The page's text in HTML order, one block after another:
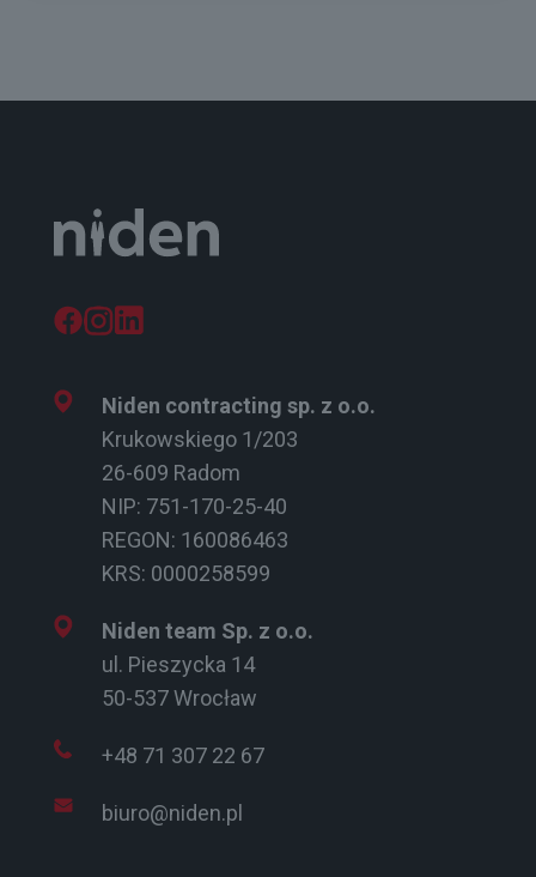
Niden contracting sp. z o.o.
Krukowskiego 1/203
26-609 Radom
NIP: 751-170-25-40
REGON: 160086463
KRS: 0000258599
Niden team Sp. z o.o.
ul. Pieszycka 14
50-537 Wrocław
+48 71 307 22 67
biuro@niden.pl